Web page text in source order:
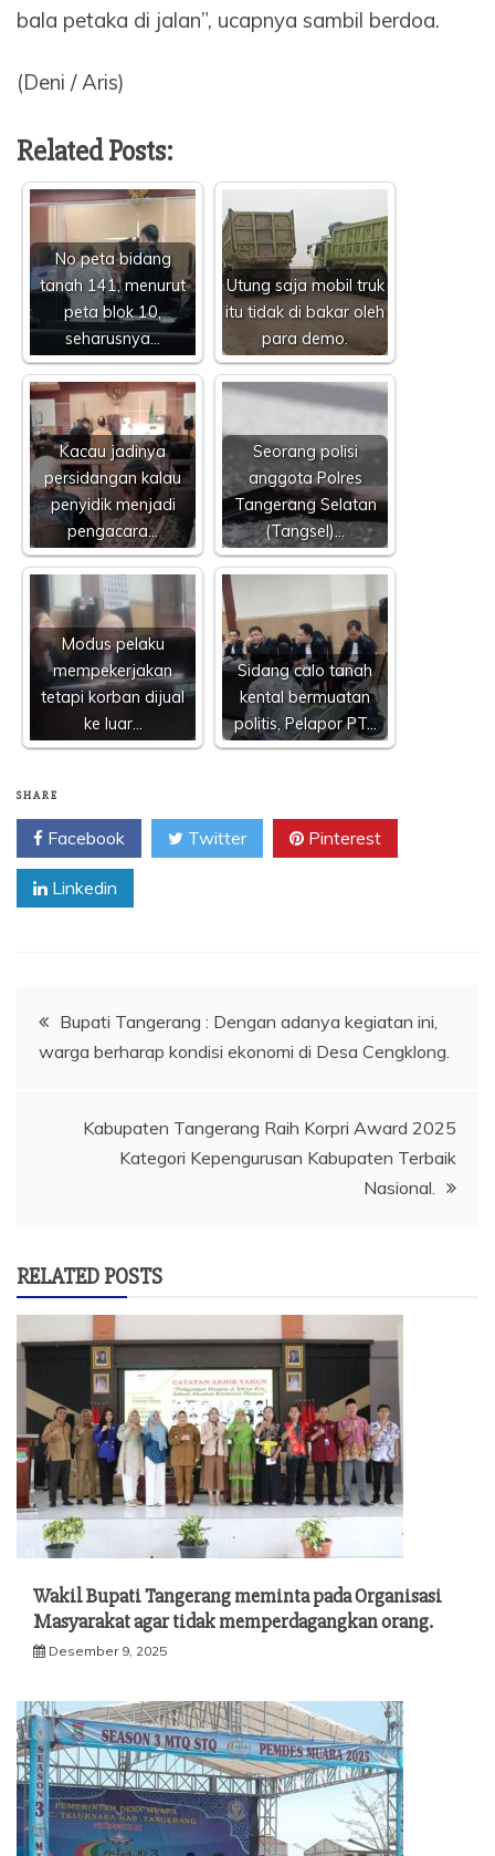
bala petaka di jalan”, ucapnya sambil berdoa.
(Deni / Aris)
Related Posts:
No peta bidang
tanah 141, menurut
peta blok 10,
seharusnya…
Utung saja mobil truk
itu tidak di bakar oleh
para demo.
Kacau jadinya
persidangan kalau
penyidik menjadi
pengacara…
Seorang polisi
anggota Polres
Tangerang Selatan
(Tangsel)…
Modus pelaku
mempekerjakan
tetapi korban dijual
ke luar…
Sidang calo tanah
kental bermuatan
politis, Pelapor PT…
SHARE
Facebook Twitter Pinterest
Linkedin
Navigasi
pos
Bupati Tangerang : Dengan adanya kegiatan ini,
warga berharap kondisi ekonomi di Desa Cengklong.
Kabupaten Tangerang Raih Korpri Award 2025
Kategori Kepengurusan Kabupaten Terbaik
Nasional.
RELATED POSTS
Wakil Bupati Tangerang meminta pada Organisasi
Masyarakat agar tidak memperdagangkan orang.
Desember 9, 2025